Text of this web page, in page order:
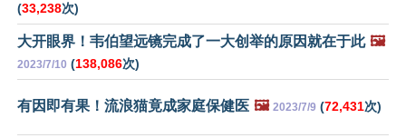
(33,238次)
大开眼界！韦伯望远镜完成了一大创举的原因就在于此 🖼️
2023/7/10 (138,086次)
有因即有果！流浪猫竟成家庭保健医 🖼️ 2023/7/9 (72,431次)